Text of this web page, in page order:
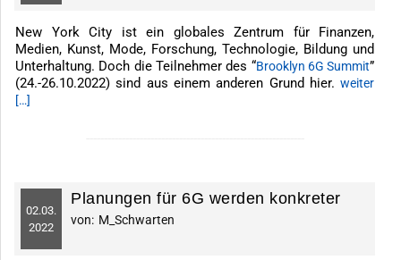
New York City ist ein globales Zentrum für Finanzen,
Medien, Kunst, Mode, Forschung, Technologie, Bildung und
Unterhaltung. Doch die Teilnehmer des “Brooklyn 6G Summit”
(24.-26.10.2022) sind aus einem anderen Grund hier.weiter
[…]
02.03.
2022
Planungen für 6G werden konkreter
von: M_Schwarten